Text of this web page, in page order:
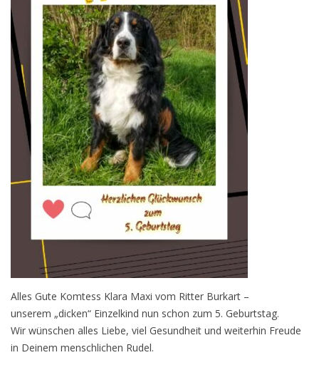
Alles Gute Komtess Klara Maxi vom Ritter Burkart –
unserem „dicken“ Einzelkind nun schon zum 5. Geburtstag.
Wir wünschen alles Liebe, viel Gesundheit und weiterhin Freude
in Deinem menschlichen Rudel.